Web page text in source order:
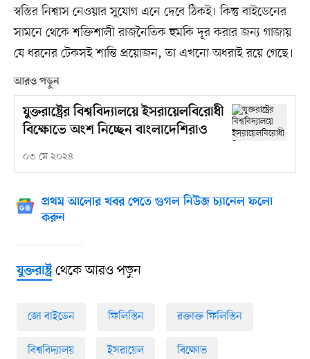
স্বস্তির নিশ্বাস নেওয়ার সুযোগ এনে দেবে ঠিকই। কিন্তু বাইডেনের
সামনে থেকে শক্তিশালী রাজনৈতিক হুমকি দূর করার জন্য গাজায়
যে ধরনের টেকসই শান্তি প্রয়োজন, তা এখনো অধরাই রয়ে গেছে।
আরও পড়ুন
যুক্তরাষ্ট্রের বিশ্ববিদ্যালয়ে ইসরায়েলবিরোধী
বিক্ষোভে অংশ নিচ্ছেন বাংলাদেশিরাও
০৩ মে ২০২৪
প্রথম আলোর খবর পেতে গুগল নিউজ চ্যানেল ফলো
করুন
যুক্তরাষ্ট্রথেকে আরও পড়ুন
জো বাইডেন ফিলিস্তিন রক্তাক্ত ফিলিস্তিন
বিশ্ববিদ্যালয় ইসরায়েল বিক্ষোভ